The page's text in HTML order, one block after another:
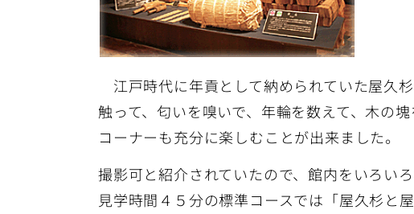
江戸時代に年貢として納められていた屋久
触って、匂いを嗅いで、年輪を数えて、木の
コーナーも充分に楽しむことが出来ました。
撮影可と紹介されていたので、館内をいろい
見学時間４５分の標準コースでは「屋久杉と